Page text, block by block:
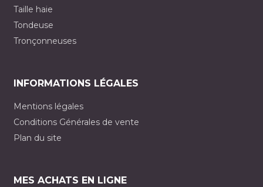
Taille haie
Tondeuse
Tronçonneuses
INFORMATIONS LÉGALES
Mentions légales
Conditions Générales de vente
Plan du site
MES ACHATS EN LIGNE